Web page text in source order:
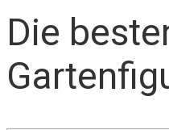
Die